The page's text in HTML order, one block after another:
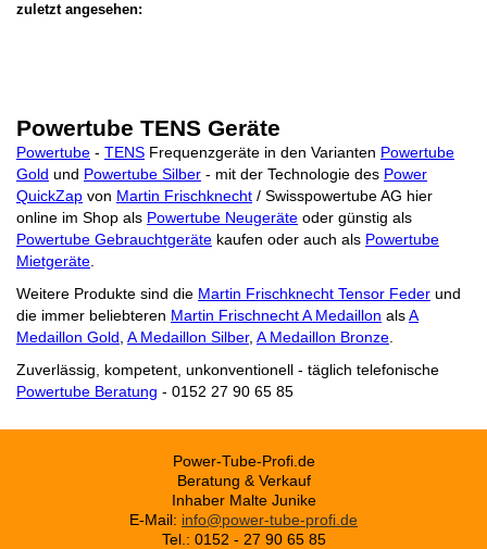
zuletzt angesehen:
Powertube TENS Geräte
Powertube - TENS Frequenzgeräte in den Varianten Powertube
Gold und Powertube Silber - mit der Technologie des Power
QuickZap von Martin Frischknecht / Swisspowertube AG hier
online im Shop als Powertube Neugeräte oder günstig als
Powertube Gebrauchtgeräte kaufen oder auch als Powertube
Mietgeräte
Weitere Produkte sind die Martin Frischknecht Tensor Feder und
die immer beliebteren Martin Frischnecht A Medaillon alsA
Medaillon Gold A Medaillon Silber, A Medaillon Bronze
Zuverlässig, kompetent, unkonventionell - täglich telefonische
Powertube Beratung - 0152 27 90 65 85
Power-Tube-Profi.de
Beratung & Verkauf
Inhaber Malte Junike
E-Mail: info@power-tube-profi.de
Tel.: 0152 - 27 90 65 85